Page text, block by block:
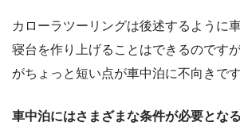
カローラツーリングは後述するように
寝台を作り上げることはできるのです
がちょっと短い点が車中泊に不向きです
車中泊にはさまざまな条件が必要とな